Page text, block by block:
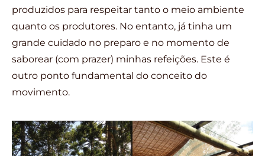
produzidos para respeitar tanto o meio ambiente
quanto os produtores. No entanto, já tinha um
grande cuidado no preparo e no momento de
saborear (com prazer) minhas refeições. Este é
outro ponto fundamental do conceito do
movimento.